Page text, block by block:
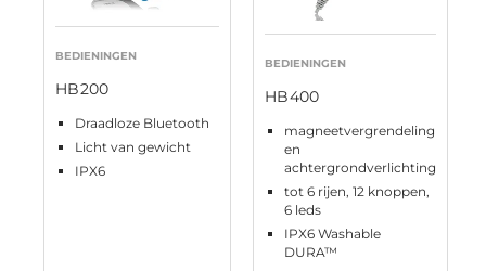
BEDIENINGEN
HB200
Draadloze Bluetooth
Licht van gewicht
IPX6
BEDIENINGEN
HB400
magneetvergrendeling
en
achtergrondverlichting
tot 6 rijen, 12 knoppen,
6 leds
IPX6 Washable
DURA™